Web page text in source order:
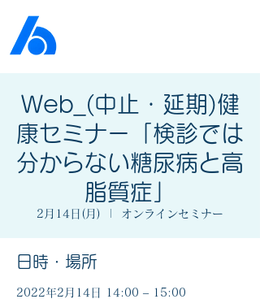
Web_(中止・延期)健
康セミナー「検診では
分からない糖尿病と高
脂質症」
2月14日(月) オンラインセミナー
日時・場所
2022年2月14日 14:00 – 15:00